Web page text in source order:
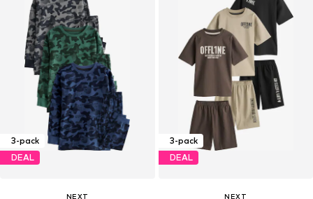
3-pack
DEAL
NEXT
3-pack
DEAL
NEXT